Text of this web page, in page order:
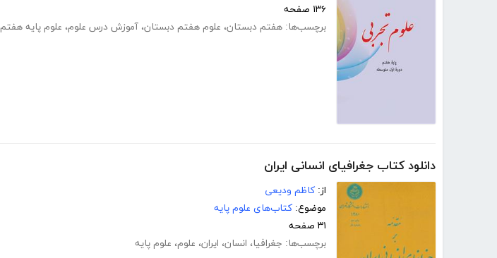
۱۳۶ صفحه
برچسب‌ها: هفتم دبستان، علوم هفتم دبستان، آموزش درس علوم، علوم پایه هفتم
دانلود کتاب جغرافیای انسانی ایران
از: کاظم ودیعی
موضوع: کتاب‌های علوم پایه
۳۱ صفحه
برچسب‌ها: جغرافیا، انسان، ایران، علوم، علوم پایه